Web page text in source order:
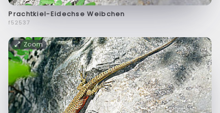
Prachtkiel-Eidechse Weibchen
f52537
Zoom